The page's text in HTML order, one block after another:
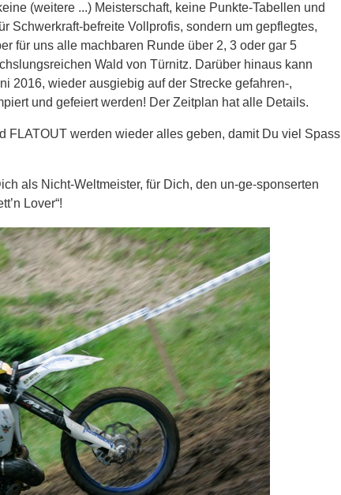
(weitere ...) Meisterschaft, keine Punkte-Tabellen und
Schwerkraft-befreite Vollprofis, sondern um gepflegtes,
für uns alle machbaren Runde über 2, 3 oder gar 5
Wald von Türnitz. Darüber hinaus kann
2016, wieder ausgiebig auf der Strecke gefahren-,
und gefeiert werden! Der Zeitplan hat alle Details.
FLATOUT werden wieder alles geben, damit Du viel Spass
als Nicht-Weltmeister, für Dich, den un-ge-sponserten
Lover“!